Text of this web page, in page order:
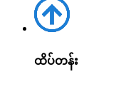
ထိပ်တန်း